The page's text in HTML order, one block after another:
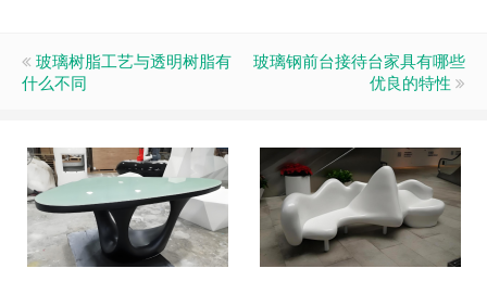
玻璃树脂工艺与透明树脂有
什么不同
玻璃钢前台接待台家具有哪些
优良的特性